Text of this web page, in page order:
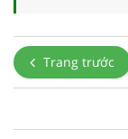
Trang trước